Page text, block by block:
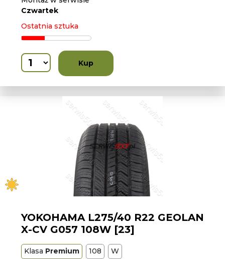
Czwartek
Ostatnia sztuka
Kup
YOKOHAMA L275/40 R22 GEOLAN
X-CV G057 108W [23]
Klasa Premium 108 W